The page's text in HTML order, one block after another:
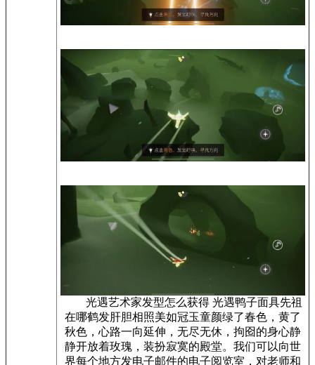
光遇艺术家发型怎么获得 光遇鸭子面具先祖
在哪鹤发肝胆相照美如冠玉童颜绿了春色，黄了
秋色，心路一向延伸，无尽无休，拘囵的身心静
静开放着玫瑰，装扮寂寞的殿堂。我们可以向世
界每个地方发电子邮件的电子阅览室，对老师和